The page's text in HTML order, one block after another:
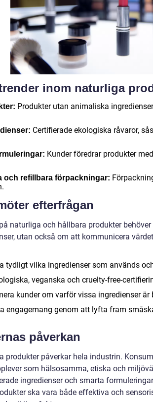
inom naturliga
Produkter utan animaliska
Certifierade ekologiska råvaror,
Kunder föredrar produkter
och refillbara förpackningar:
efterfrågan
naturliga och hållbara produkter
utan också om att kommunicera
tydligt vilka ingredienser som används
veganska och cruelty-free-
kunder om varför vissa ingredienser
engagemang genom att lyfta fram
påverkan
produkter påverkar hela industrin.
som hälsosamma, etiska och
ingredienser och smarta
ska vara både effektiva och